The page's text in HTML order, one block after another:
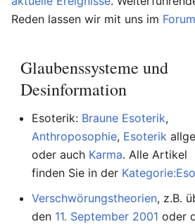
Reden lassen wir mit uns im Forum
Glaubenssysteme und
Desinformation
Esoterik: Braune Esoterik,
Anthroposophie, Esoterik
oder auch Karma. Alle Artikel
finden Sie in der
Verschwörungstheorien, z.B.
den 11. September 2001 oder